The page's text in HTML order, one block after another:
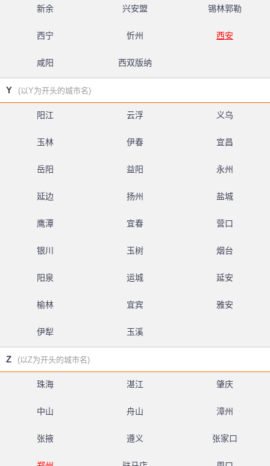
新余 兴安盟 锡林郭勒
西宁 忻州 西安
咸阳 西双版纳
Y (以Y为开头的城市名)
阳江 云浮 义乌
玉林 伊春 宜昌
岳阳 益阳 永州
延边 扬州 盐城
鹰潭 宜春 营口
银川 玉树 烟台
阳泉 运城 延安
榆林 宜宾 雅安
伊犁 玉溪
Z (以Z为开头的城市名)
珠海 湛江 肇庆
中山 舟山 漳州
张掖 遵义 张家口